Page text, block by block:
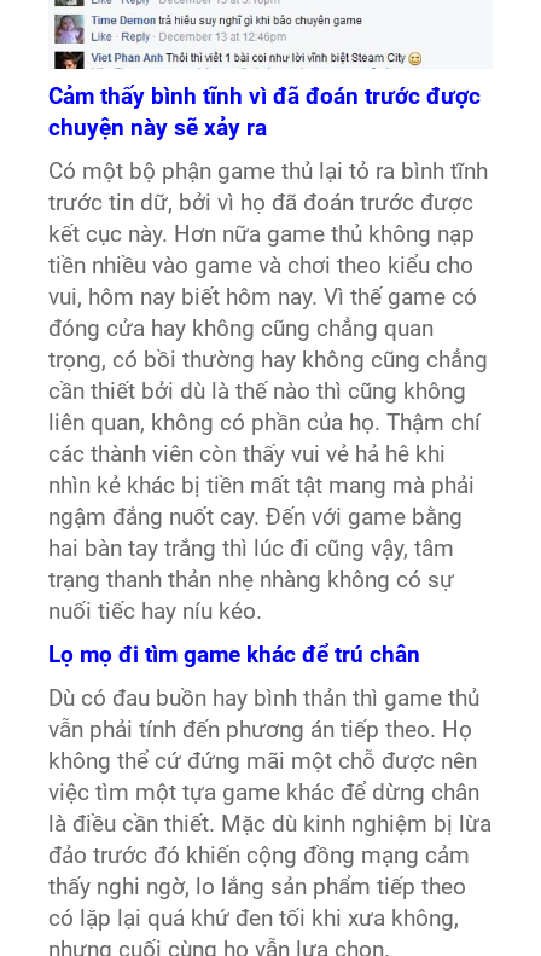
Cảm thấy bình tĩnh vì đã đoán trước được
chuyện này sẽ xảy ra
Có một bộ phận game thủ lại tỏ ra bình tĩnh
trước tin dữ, bởi vì họ đã đoán trước được
kết cục này. Hơn nữa game thủ không nạp
tiền nhiều vào game và chơi theo kiểu cho
vui, hôm nay biết hôm nay. Vì thế game có
đóng cửa hay không cũng chẳng quan
trọng, có bồi thường hay không cũng chẳng
cần thiết bởi dù là thế nào thì cũng không
liên quan, không có phần của họ. Thậm chí
các thành viên còn thấy vui vẻ hả hê khi
nhìn kẻ khác bị tiền mất tật mang mà phải
ngậm đắng nuốt cay. Đến với game bằng
hai bàn tay trắng thì lúc đi cũng vậy, tâm
trạng thanh thản nhẹ nhàng không có sự
nuối tiếc hay níu kéo.
Lọ mọ đi tìm game khác để trú chân
Dù có đau buồn hay bình thản thì game thủ
vẫn phải tính đến phương án tiếp theo. Họ
không thể cứ đứng mãi một chỗ được nên
việc tìm một tựa game khác để dừng chân
là điều cần thiết. Mặc dù kinh nghiệm bị lừa
đảo trước đó khiến cộng đồng mạng cảm
thấy nghi ngờ, lo lắng sản phẩm tiếp theo
có lặp lại quá khứ đen tối khi xưa không,
nhưng cuối cùng họ vẫn lựa chọn.